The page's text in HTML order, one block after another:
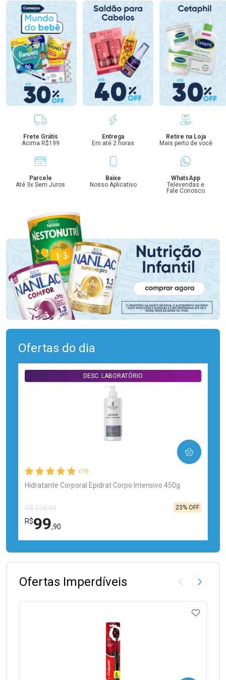
Benefícios
Frete Grátis
Acima R$199
Entrega
Em até 2 horas
Retire na Loja
Mais perto de você
Parcele
Até 3x Sem Juros
Baixe
Nosso Aplicativo
WhatsApp
Televendas e
Fale Conosco
Ofertas do dia
(79)
Hidratante Corporal Epidrat Corpo Intensivo 450g
DESC. LABORATÓRIO
R$ 129,90
R$99,90
23% OFF
COMPRAR
FECHAR
FECHAR
Ofertas Imperdíveis Imagem